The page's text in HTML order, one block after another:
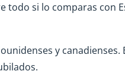
todo si lo comparas con
y canadienses.